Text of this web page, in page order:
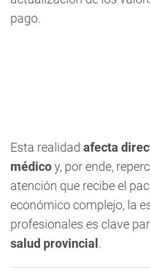
pago.
Esta realidad afecta
médicoy, por ende,
atención que recibe el
económico complejo, la
profesionales es clave
salud provincial .